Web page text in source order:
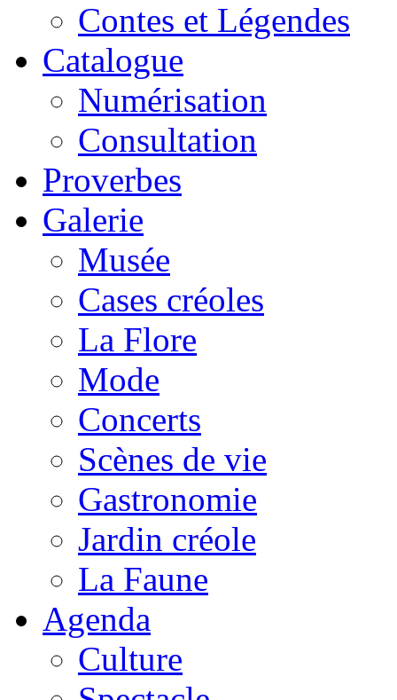
Contes et Légendes
Catalogue
Numérisation
Consultation
Proverbes
Galerie
Musée
Cases créoles
La Flore
Mode
Concerts
Scènes de vie
Gastronomie
Jardin créole
La Faune
Agenda
Culture